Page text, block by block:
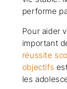
performe
Pour aider
important
réussite
objectifs
les